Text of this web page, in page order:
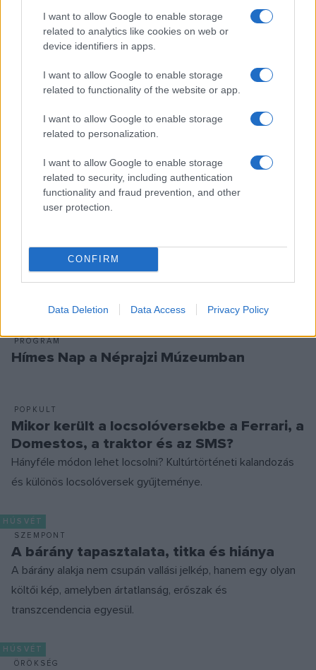
I want to allow Google to enable storage
related to analytics like cookies on web or
device identifiers in apps.
I want to allow Google to enable storage
related to functionality of the website or app.
I want to allow Google to enable storage
related to personalization.
I want to allow Google to enable storage
related to security, including authentication
functionality and fraud prevention, and other
user protection.
CONFIRM
Data Deletion Data Access Privacy Policy
Tankcsapda, Janis Joplin, városi séta,
divatfotók, hungarikumok –
programajánló
meditációk, Tankcsapda-koncert a sportarénában, városi
Néprajzi Múzeumban, Szipál Márton divatfotói Pécsen –
további részletek és egyéb izgalmas tippek heti
programajánlónkban.
MŰVÉSZET
Az Eiffelben Szörényi Szabolcs terepasztala, Tőkés László
összegyűjtött írásainak első kötete, húsvéti programokkal
PROGRAM
Hímes Nap a Néprajzi Múzeumban
POPKULT
Mikor került a locsolóversekbe a Ferrari, a
Domestos, a traktor és az SMS?
Hányféle módon lehet locsolni? Kultúrtörténeti kalandozás
és különös locsolóversek gyűjteménye.
HÚSVÉT
SZEMPONT
A bárány tapasztalata, titka és hiánya
A bárány alakja nem csupán vallási jelkép, hanem egy olyan
költői kép, amelyben ártatlanság, erőszak és
transzcendencia egyesül.
HÚSVÉT
ÖRÖKSÉG